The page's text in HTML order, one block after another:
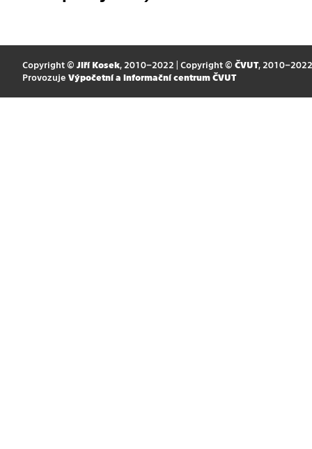
Copyright © Jiří Kosek, 2010–2022 | Copyright © ČVUT, 2010–2022
Provozuje Výpočetní a informační centrum ČVUT